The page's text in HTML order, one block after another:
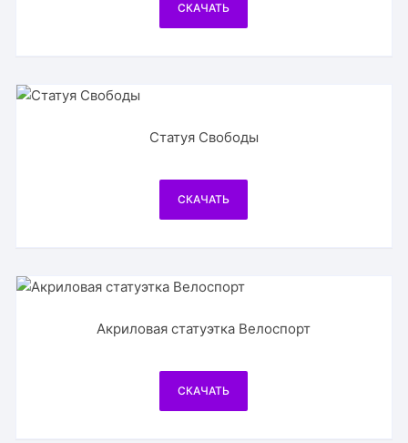
СКАЧАТЬ
Статуя Свободы
СКАЧАТЬ
Акриловая статуэтка Велоспорт
СКАЧАТЬ